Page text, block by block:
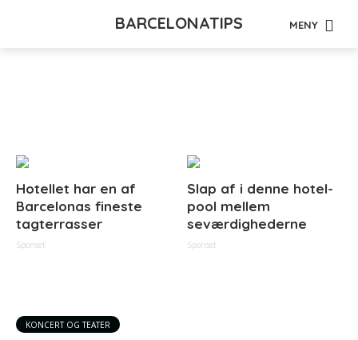
BARCELONATIPS MENY
Hotellet har en af
Barcelonas fineste
tagterrasser
Sponset
Slap af i denne hotel-
pool mellem
seværdighederne
Sponset
KONCERT OG TEATER